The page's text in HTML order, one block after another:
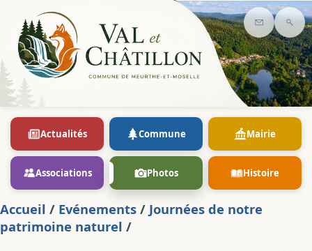
Contact
Actualités Commune Mairie
Associations Photos Histoire
Accueil / Evénements / Journées de notre
patrimoine naturel /